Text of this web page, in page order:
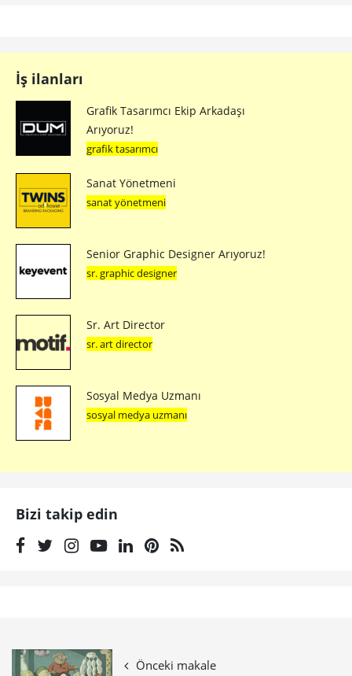
İş ilanları
Grafik Tasarımcı Ekip Arkadaşı
Arıyoruz!
grafik tasarımcı
Sanat Yönetmeni
sanat yönetmeni
Senior Graphic Designer Arıyoruz!
sr. graphic designer
Sr. Art Director
sr. art director
Sosyal Medya Uzmanı
sosyal medya uzmanı
Bizi takip edin
Önceki makale